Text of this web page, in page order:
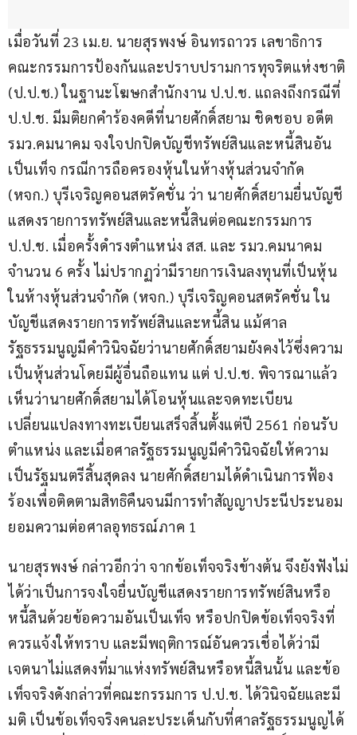
เมื่อวันที่ 23 เม.ย. นายสุรพงษ์ อินทรถาวร เลขาธิการ
คณะกรรมการป้องกันและปราบปรามการทุจริตแห่งชาติ
(ป.ป.ช.) ในฐานะโฆษกสำนักงาน ป.ป.ช. แถลงถึงกรณีที่
ป.ป.ช. มีมติยกคำร้องคดีที่นายศักดิ์สยาม ชิดชอบ อดีต
รมว.คมนาคม จงใจปกปิดบัญชีทรัพย์สินและหนี้สินอัน
เป็นเท็จ กรณีการถือครองหุ้นในห้างหุ้นส่วนจำกัด
(หจก.) บุรีเจริญคอนสตรัคชั่น ว่า นายศักดิ์สยามยื่นบัญชี
แสดงรายการทรัพย์สินและหนี้สินต่อคณะกรรมการ
ป.ป.ช. เมื่อครั้งดำรงตำแหน่ง สส. และ รมว.คมนาคม
จำนวน 6 ครั้ง ไม่ปรากฏว่ามีรายการเงินลงทุนที่เป็นหุ้น
ในห้างหุ้นส่วนจำกัด (หจก.) บุรีเจริญคอนสตรัคชั่น ใน
บัญชีแสดงรายการทรัพย์สินและหนี้สิน แม้ศาล
รัฐธรรมนูญมีคำวินิจฉัยว่านายศักดิ์สยามยังคงไว้ซึ่งความ
เป็นหุ้นส่วนโดยมีผู้อื่นถือแทน แต่ ป.ป.ช. พิจารณาแล้ว
เห็นว่านายศักดิ์สยามได้โอนหุ้นและจดทะเบียน
เปลี่ยนแปลงทางทะเบียนเสร็จสิ้นตั้งแต่ปี 2561 ก่อนรับ
ตำแหน่ง และเมื่อศาลรัฐธรรมนูญมีคำวินิจฉัยให้ความ
เป็นรัฐมนตรีสิ้นสุดลง นายศักดิ์สยามได้ดำเนินการฟ้อง
ร้องเพื่อติดตามสิทธิคืนจนมีการทำสัญญาประนีประนอม
ยอมความต่อศาลอุทธรณ์ภาค 1
นายสุรพงษ์ กล่าวอีกว่า จากข้อเท็จจริงข้างต้น จึงยังฟังไม่
ได้ว่าเป็นการจงใจยื่นบัญชีแสดงรายการทรัพย์สินหรือ
หนี้สินด้วยข้อความอันเป็นเท็จ หรือปกปิดข้อเท็จจริงที่
ควรแจ้งให้ทราบ และมีพฤติการณ์อันควรเชื่อได้ว่ามี
เจตนาไม่แสดงที่มาแห่งทรัพย์สินหรือหนี้สินนั้น และข้อ
เท็จจริงดังกล่าวที่คณะกรรมการ ป.ป.ช. ได้วินิจฉัยและมี
มติ เป็นข้อเท็จจริงคนละประเด็นกับที่ศาลรัฐธรรมนูญได้